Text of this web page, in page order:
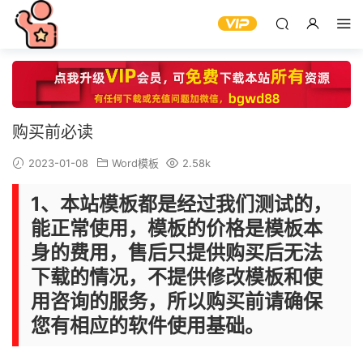
购买前必读
2023-01-08 Word模板 2.58k
1、本站模板都是经过我们测试的，
能正常使用，模板的价格是模板本
身的费用，售后只提供购买后无法
下载的情况，不提供修改模板和使
用咨询的服务，所以购买前请确保
您有相应的软件使用基础。